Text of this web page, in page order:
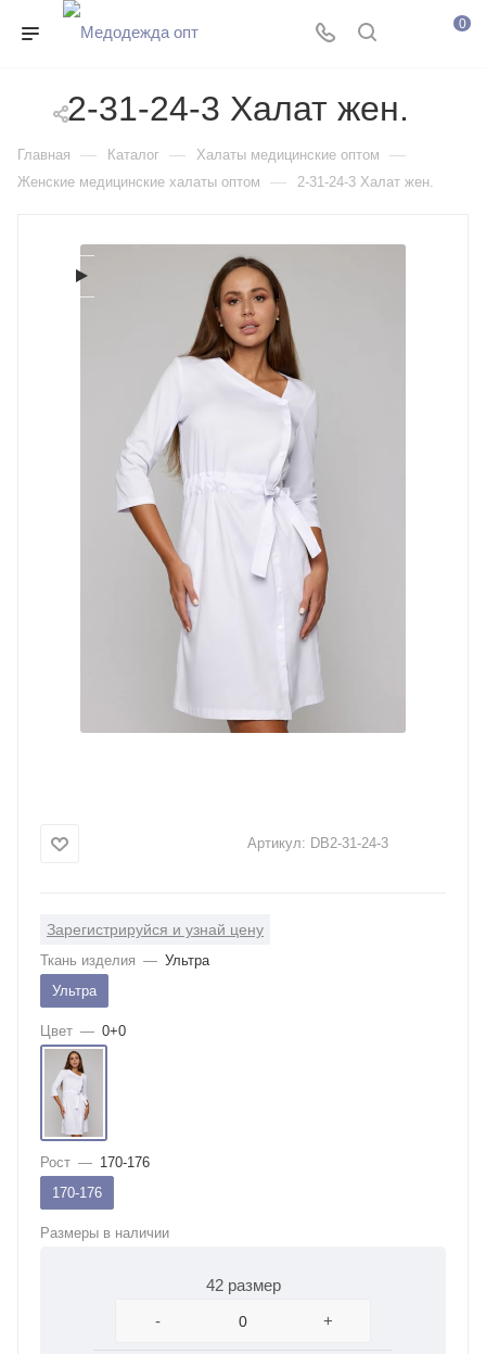
0
2-31-24-3 Халат жен.
Главная — Каталог — Халаты медицинские оптом —
Женские медицинские халаты оптом — 2-31-24-3 Халат жен.
Артикул: DB2-31-24-3
Зарегистрируйся и узнай цену
Ткань изделия — Ультра
Ультра
Цвет — 0+0
Рост — 170-176
170-176
Размеры в наличии
42 размер
-
+